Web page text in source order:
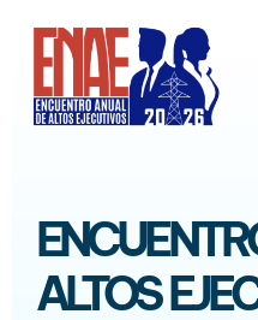
ALTOS